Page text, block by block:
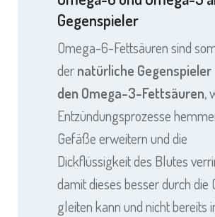
Gegenspieler
Omega-6-Fettsäuren sind
dernatürliche Gegenspieler
den Omega-3-Fettsäuren,
Entzündungsprozesse
Gefäße erweitern und die
Dickflüssigkeit des Blutes
damit dieses besser durch die
gleiten kann und nicht bereits